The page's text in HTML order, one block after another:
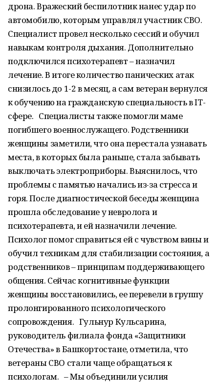
дрона. Вражеский беспилотник нанес удар по
автомобилю, которым управлял участник СВО.
Специалист провел несколько сессий и обучил
навыкам контроля дыхания. Дополнительно
подключился психотерапевт – назначил
лечение. В итоге количество панических атак
снизилось до 1-2 в месяц, а сам ветеран вернулся
к обучению на гражданскую специальность в IT-
сфере. Специалисты также помогли маме
погибшего военнослужащего. Родственники
женщины заметили, что она перестала узнавать
места, в которых была раньше, стала забывать
выключать электроприборы. Выяснилось, что
проблемы с памятью начались из-за стресса и
горя. После диагностической беседы женщина
прошла обследование у невролога и
психотерапевта, и ей назначили лечение.
Психолог помог справиться ей с чувством вины и
обучил техникам для стабилизации состояния, а
родственников – принципам поддерживающего
общения. Сейчас когнитивные функции
женщины восстановились, ее перевели в группу
пролонгированного психологического
сопровождения. Гульнур Кульсарина,
руководитель филиала фонда «Защитники
Отечества» в Башкортостане, отметила, что
ветераны СВО стали чаще обращаться к
психологам. – Мы объединили усилия